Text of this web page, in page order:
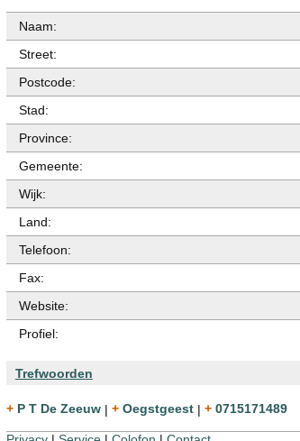
Naam:
Street:
Postcode:
Stad:
Province:
Gemeente:
Wijk:
Land:
Telefoon:
Fax:
Website:
Profiel:
Trefwoorden
+ P T De Zeeuw | + Oegstgeest | + 0715171489